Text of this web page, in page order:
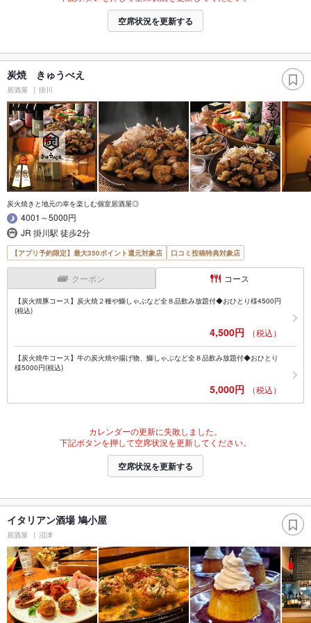
空席状況を更新する
炭焼 きゅうべえ
居酒屋 掛川
炭火焼きと地元の幸を楽しむ個室居酒屋◎
4001～5000円
JR 掛川駅 徒歩2分
【アプリ予約限定】最大350ポイント還元対象店 口コミ投稿特典対象店
クーポン コース
【炭火焼豚コース】炭火焼２種や鰤しゃぶなど全８品飲み放題付◆おひとり様4500円
(税込)
4,500円 （税込）
【炭火焼牛コース】牛の炭火焼や揚げ物、鰤しゃぶなど全８品飲み放題付◆おひとり
様5000円(税込)
5,000円 （税込）
カレンダーの更新に失敗しました。
下記ボタンを押して空席状況を更新してください。
空席状況を更新する
イタリアン酒場 鳩小屋
居酒屋 沼津